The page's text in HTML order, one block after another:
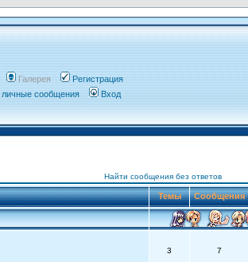
Галерея
Регистрация
личные сообщения Вход
Найти сообщения без ответов
Темы Сообщения
3 7